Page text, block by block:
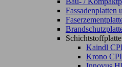
Fassadenplatten
Kaindl
Krono